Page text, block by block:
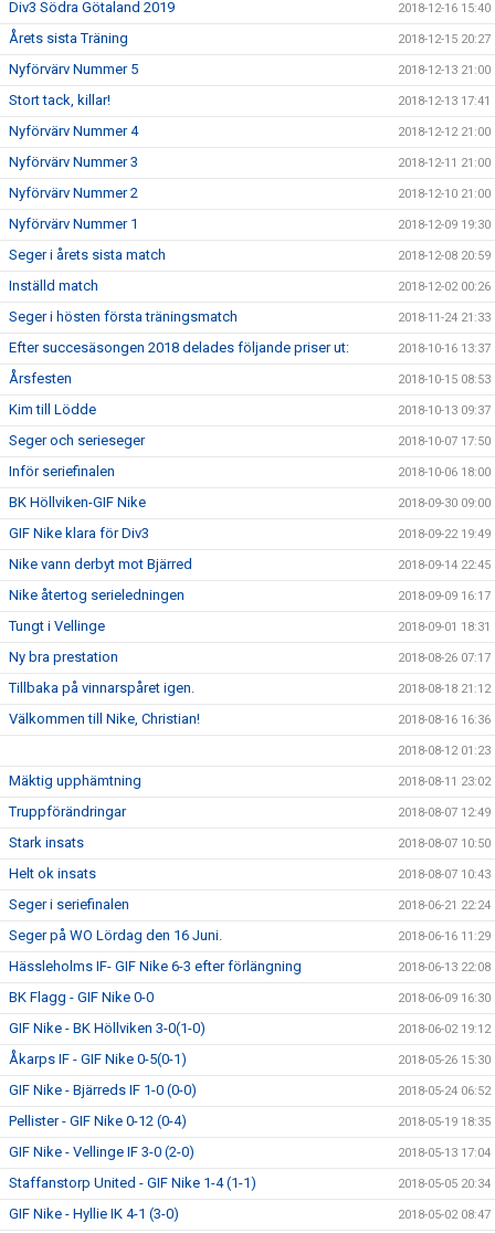
Div3 Södra Götaland 2019 2018-12-16 15:40
Årets sista Träning 2018-12-15 20:27
Nyförvärv Nummer 5 2018-12-13 21:00
Stort tack, killar! 2018-12-13 17:41
Nyförvärv Nummer 4 2018-12-12 21:00
Nyförvärv Nummer 3 2018-12-11 21:00
Nyförvärv Nummer 2 2018-12-10 21:00
Nyförvärv Nummer 1 2018-12-09 19:30
Seger i årets sista match 2018-12-08 20:59
Inställd match 2018-12-02 00:26
Seger i hösten första träningsmatch 2018-11-24 21:33
Efter succesäsongen 2018 delades följande priser ut: 2018-10-16 13:37
Årsfesten 2018-10-15 08:53
Kim till Lödde 2018-10-13 09:37
Seger och serieseger 2018-10-07 17:50
Inför seriefinalen 2018-10-06 18:00
BK Höllviken-GIF Nike 2018-09-30 09:00
GIF Nike klara för Div3 2018-09-22 19:49
Nike vann derbyt mot Bjärred 2018-09-14 22:45
Nike återtog serieledningen 2018-09-09 16:17
Tungt i Vellinge 2018-09-01 18:31
Ny bra prestation 2018-08-26 07:17
Tillbaka på vinnarspåret igen. 2018-08-18 21:12
Välkommen till Nike, Christian! 2018-08-16 16:36
2018-08-12 01:23
Mäktig upphämtning 2018-08-11 23:02
Truppförändringar 2018-08-07 12:49
Stark insats 2018-08-07 10:50
Helt ok insats 2018-08-07 10:43
Seger i seriefinalen 2018-06-21 22:24
Seger på WO Lördag den 16 Juni. 2018-06-16 11:29
Hässleholms IF- GIF Nike 6-3 efter förlängning 2018-06-13 22:08
BK Flagg - GIF Nike 0-0 2018-06-09 16:30
GIF Nike - BK Höllviken 3-0(1-0) 2018-06-02 19:12
Åkarps IF - GIF Nike 0-5(0-1) 2018-05-26 15:30
GIF Nike - Bjärreds IF 1-0 (0-0) 2018-05-24 06:52
Pellister - GIF Nike 0-12 (0-4) 2018-05-19 18:35
GIF Nike - Vellinge IF 3-0 (2-0) 2018-05-13 17:04
Staffanstorp United - GIF Nike 1-4 (1-1) 2018-05-05 20:34
GIF Nike - Hyllie IK 4-1 (3-0) 2018-05-02 08:47